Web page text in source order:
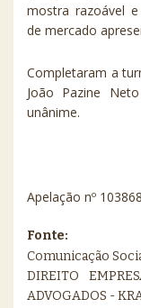
mostra razoável
de mercado
Completaram a
João Pazine
unânime.
Apelação nº
Fonte:
Comunicação
DIREITO
ADVOGADOS -